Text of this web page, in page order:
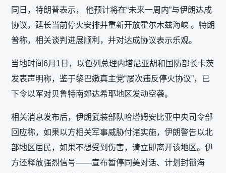
同日，特朗普表示， 他预计将在“未来一周内”与伊朗达成
协议，延长当前停火安排并重新开放霍尔木兹海峡 。特朗
普称，相关谈判进展顺利，并对达成协议表示乐观。
当地时间6月1日，以色列总理内塔尼亚胡和国防部长卡茨
发表声明称，鉴于黎巴嫩真主党“屡次违反停火协议”，已
下令以军对贝鲁特南郊达希耶地区发动空袭。
相关消息发布后，伊朗武装部队哈塔姆安比亚中央司令部
回应称，如果以方相关军事威胁付诸实施，伊朗警告以北
部地区居民，如果不想受到伤害，请立即离开该地区。伊
方还释放强烈信号——宣布暂停同美对话、计划封锁海